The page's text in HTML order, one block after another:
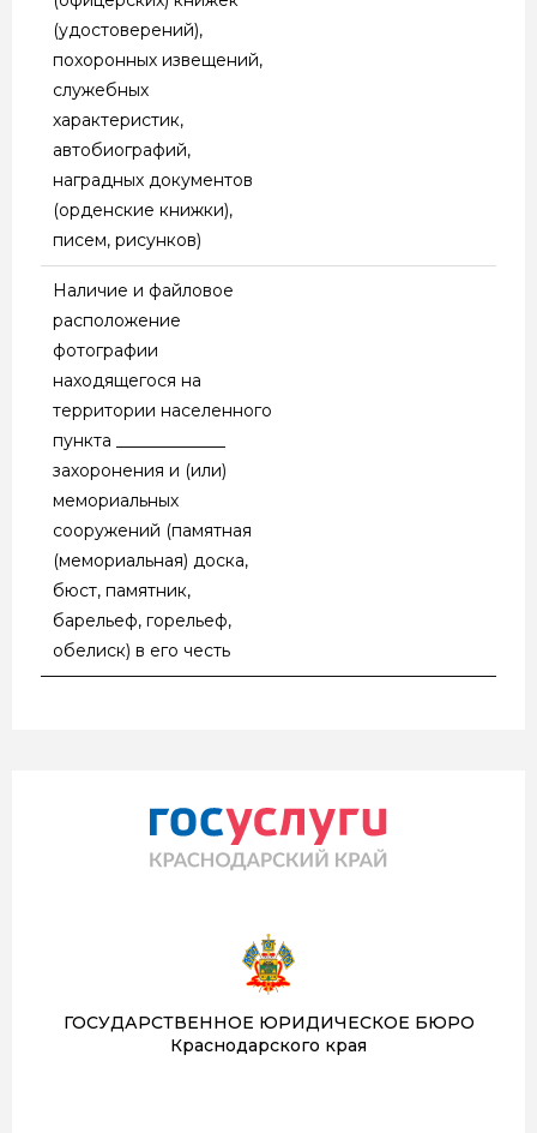
(удостоверений),
похоронных извещений,
служебных
характеристик,
автобиографий,
наградных документов
(орденские книжки),
писем, рисунков)
Наличие и файловое
расположение
фотографии
находящегося на
территории населенного
пункта _____________
захоронения и (или)
мемориальных
сооружений (памятная
(мемориальная) доска,
бюст, памятник,
барельеф, горельеф,
обелиск) в его честь
ГОСУДАРСТВЕННОЕ ЮРИДИЧЕСКОЕ БЮРО
Краснодарского края